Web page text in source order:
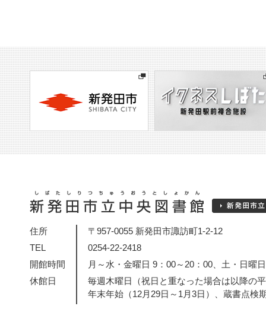
住所
〒957-0055 新発田市諏訪町1-2-12
TEL
0254-22-2418
開館時間
月～水・金曜日 9：00～20：00、土・日曜
休館日
毎週木曜日（祝日と重なった場合は以降の
年末年始（12月29日～1月3日）、蔵書点検